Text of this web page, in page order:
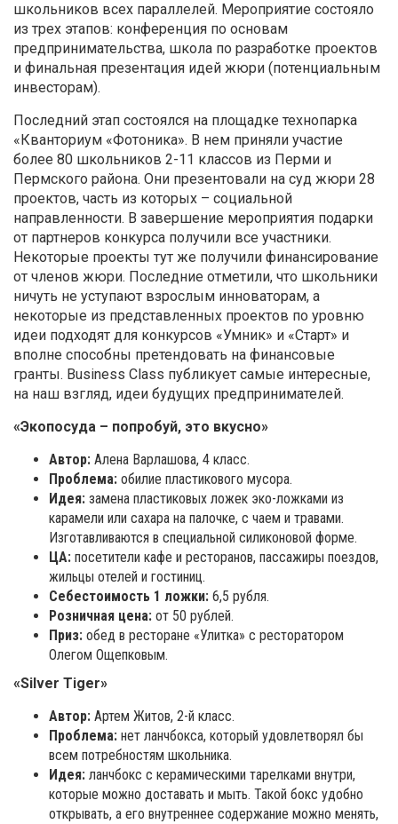
школьников всех параллелей. Мероприятие состояло
из трех этапов: конференция по основам
предпринимательства, школа по разработке проектов
и финальная презентация идей жюри (потенциальным
инвесторам).
Последний этап состоялся на площадке технопарка
«Кванториум «Фотоника». В нем приняли участие
более 80 школьников 2-11 классов из Перми и
Пермского района. Они презентовали на суд жюри 28
проектов, часть из которых – социальной
направленности. В завершение мероприятия подарки
от партнеров конкурса получили все участники.
Некоторые проекты тут же получили финансирование
от членов жюри. Последние отметили, что школьники
ничуть не уступают взрослым инноваторам, а
некоторые из представленных проектов по уровню
идеи подходят для конкурсов «Умник» и «Старт» и
вполне способны претендовать на финансовые
гранты. Business Class публикует самые интересные,
на наш взгляд, идеи будущих предпринимателей.
«Экопосуда – попробуй, это вкусно»
Автор: Алена Варлашова, 4 класс.
Проблема: обилие пластикового мусора.
Идея: замена пластиковых ложек эко-ложками из
карамели или сахара на палочке, с чаем и травами.
Изготавливаются в специальной силиконовой форме.
ЦА: посетители кафе и ресторанов, пассажиры поездов,
жильцы отелей и гостиниц.
Себестоимость 1 ложки: 6,5 рубля.
Розничная цена: от 50 рублей.
Приз: обед в ресторане «Улитка» с ресторатором
Олегом Ощепковым.
«Silver Tiger»
Автор: Артем Житов, 2-й класс.
Проблема: нет ланчбокса, который удовлетворял бы
всем потребностям школьника.
Идея: ланчбокс с керамическими тарелками внутри,
которые можно доставать и мыть. Такой бокс удобно
открывать, а его внутреннее содержание можно менять,